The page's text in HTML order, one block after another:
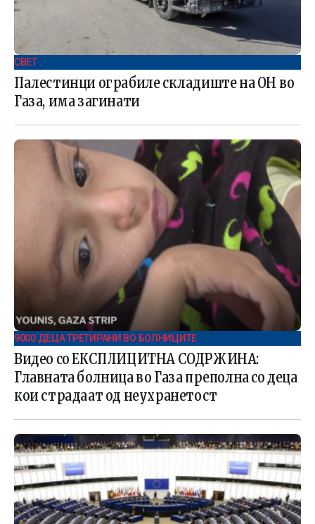
СВЕТ .
Палестинци ограбиле складиште на ОН во
Газа, има загинати
9000 ДЕЦА ТРЕТИРАНИ ВО БОЛНИЦИТЕ
Видео со ЕКСПЛИЦИТНА СОДРЖИНА:
Главната болница во Газа преполна со деца
кои страдаат од неухранетост